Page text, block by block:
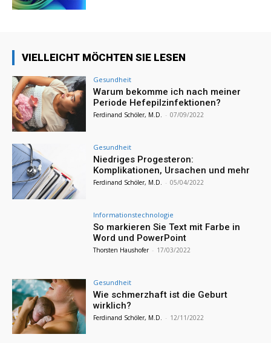
VIELLEICHT MÖCHTEN SIE LESEN
Gesundheit
Warum bekomme ich nach meiner
Periode Hefepilzinfektionen?
Ferdinand Schöler, M.D. - 07/09/2022
Gesundheit
Niedriges Progesteron:
Komplikationen, Ursachen und mehr
Ferdinand Schöler, M.D. - 05/04/2022
Informationstechnologie
So markieren Sie Text mit Farbe in
Word und PowerPoint
Thorsten Haushofer - 17/03/2022
Gesundheit
Wie schmerzhaft ist die Geburt
wirklich?
Ferdinand Schöler, M.D. - 12/11/2022